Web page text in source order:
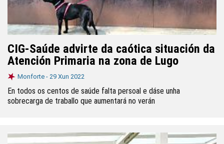
CIG-Saúde advirte da caótica situación da
Atención Primaria na zona de Lugo
Monforte - 29 Xun 2022
En todos os centos de saúde falta persoal e dáse unha
sobrecarga de traballo que aumentará no verán